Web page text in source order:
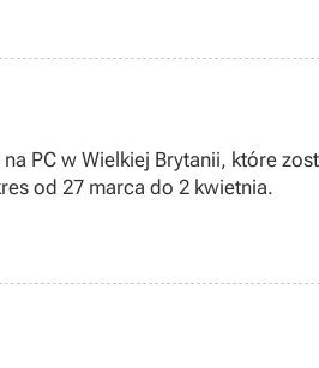
PC w Wielkiej Brytanii, które
od 27 marca do 2 kwietnia.